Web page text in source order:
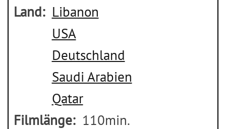
Land
Libanon
USA
Deutschland
Saudi Arabien
Qatar
Filmlänge
110min.